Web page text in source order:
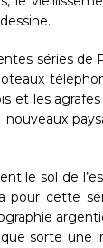
séries de
les agrafes
le sol de
pour cette
sorte une